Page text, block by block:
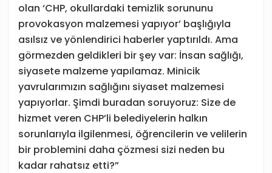
olan ‘CHP, okullardaki temizlik sorununu
provokasyon malzemesi yapıyor’ başlığıyla
asılsız ve yönlendirici haberler yaptırıldı. Ama
görmezden geldikleri bir şey var: İnsan sağlığı,
siyasete malzeme yapılamaz. Minicik
yavrularımızın sağlığını siyaset malzemesi
yapıyorlar. Şimdi buradan soruyoruz: Size de
hizmet veren CHP’li belediyelerin halkın
sorunlarıyla ilgilenmesi, öğrencilerin ve velilerin
bir problemini daha çözmesi sizi neden bu
kadar rahatsız etti?”